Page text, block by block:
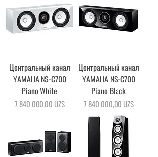
Центральный канал
YAMAHA NS-C700
Piano White
Цена
7 840 000,00 UZS
Центральный канал
YAMAHA NS-C700
Piano Black
Цена
7 840 000,00 UZS